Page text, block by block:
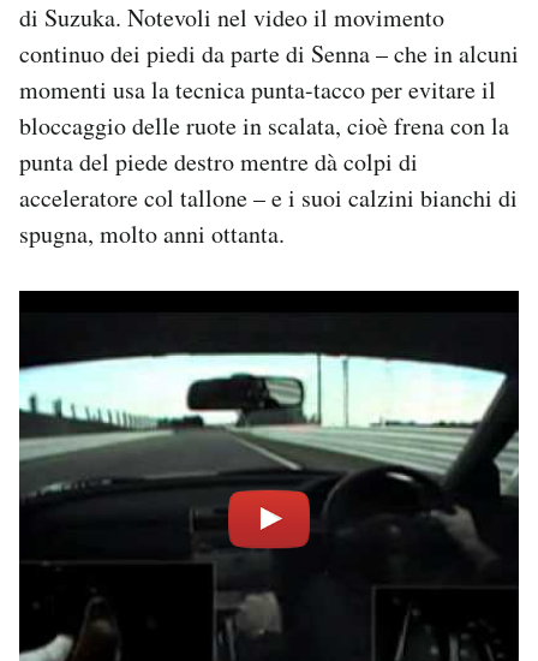
di Suzuka. Notevoli nel video il movimento
continuo dei piedi da parte di Senna – che in alcuni
momenti usa la tecnica punta-tacco per evitare il
bloccaggio delle ruote in scalata, cioè frena con la
punta del piede destro mentre dà colpi di
acceleratore col tallone – e i suoi calzini bianchi di
spugna, molto anni ottanta.